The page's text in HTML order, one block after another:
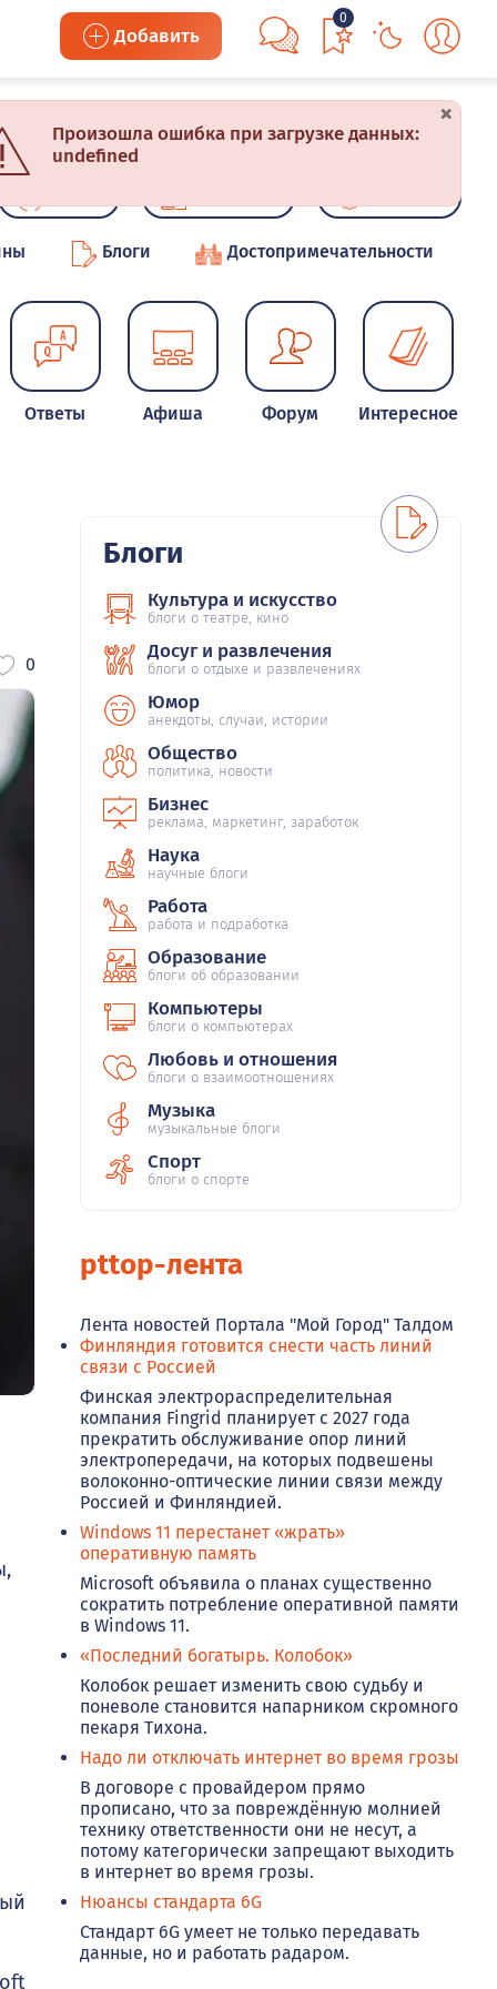
Добавить
0
×
Произошла ошибка при загрузке данных:
undefined
Блоги Достопримечательности
Ответы Афиша Форум Интересное
0
Блоги
Культура и искусство
блоги о театре, кино
Досуг и развлечения
блоги о отдыхе и развлечениях
Юмор
анекдоты, случаи, истории
Общество
политика, новости
Бизнес
реклама, маркетинг, заработок
Наука
научные блоги
Работа
работа и подработка
Образование
блоги об образовании
Компьютеры
блоги о компьютерах
Любовь и отношения
блоги о взаимоотношениях
Музыка
музыкальные блоги
Спорт
блоги о спорте
pttop-лента
Лента новостей Портала "Мой Город" Талдом
Финляндия готовится снести часть линий
связи с Россией
Финская электрораспределительная
компания Fingrid планирует с 2027 года
прекратить обслуживание опор линий
электропередачи, на которых подвешены
волоконно-оптические линии связи между
Россией и Финляндией.
Windows 11 перестанет «жрать»
оперативную память
Microsoft объявила о планах существенно
сократить потребление оперативной памяти
в Windows 11.
«Последний богатырь. Колобок»
Колобок решает изменить свою судьбу и
поневоле становится напарником скромного
пекаря Тихона.
Надо ли отключать интернет во время грозы
В договоре с провайдером прямо
прописано, что за повреждённую молнией
технику ответственности они не несут, а
потому категорически запрещают выходить
в интернет во время грозы.
Нюансы стандарта 6G
Стандарт 6G умеет не только передавать
данные, но и работать радаром.